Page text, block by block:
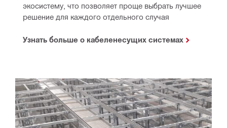
экосистему, что позволяет проще выбрать лучшее
решение для каждого отдельного случая
Узнать больше о кабеленесущих системах